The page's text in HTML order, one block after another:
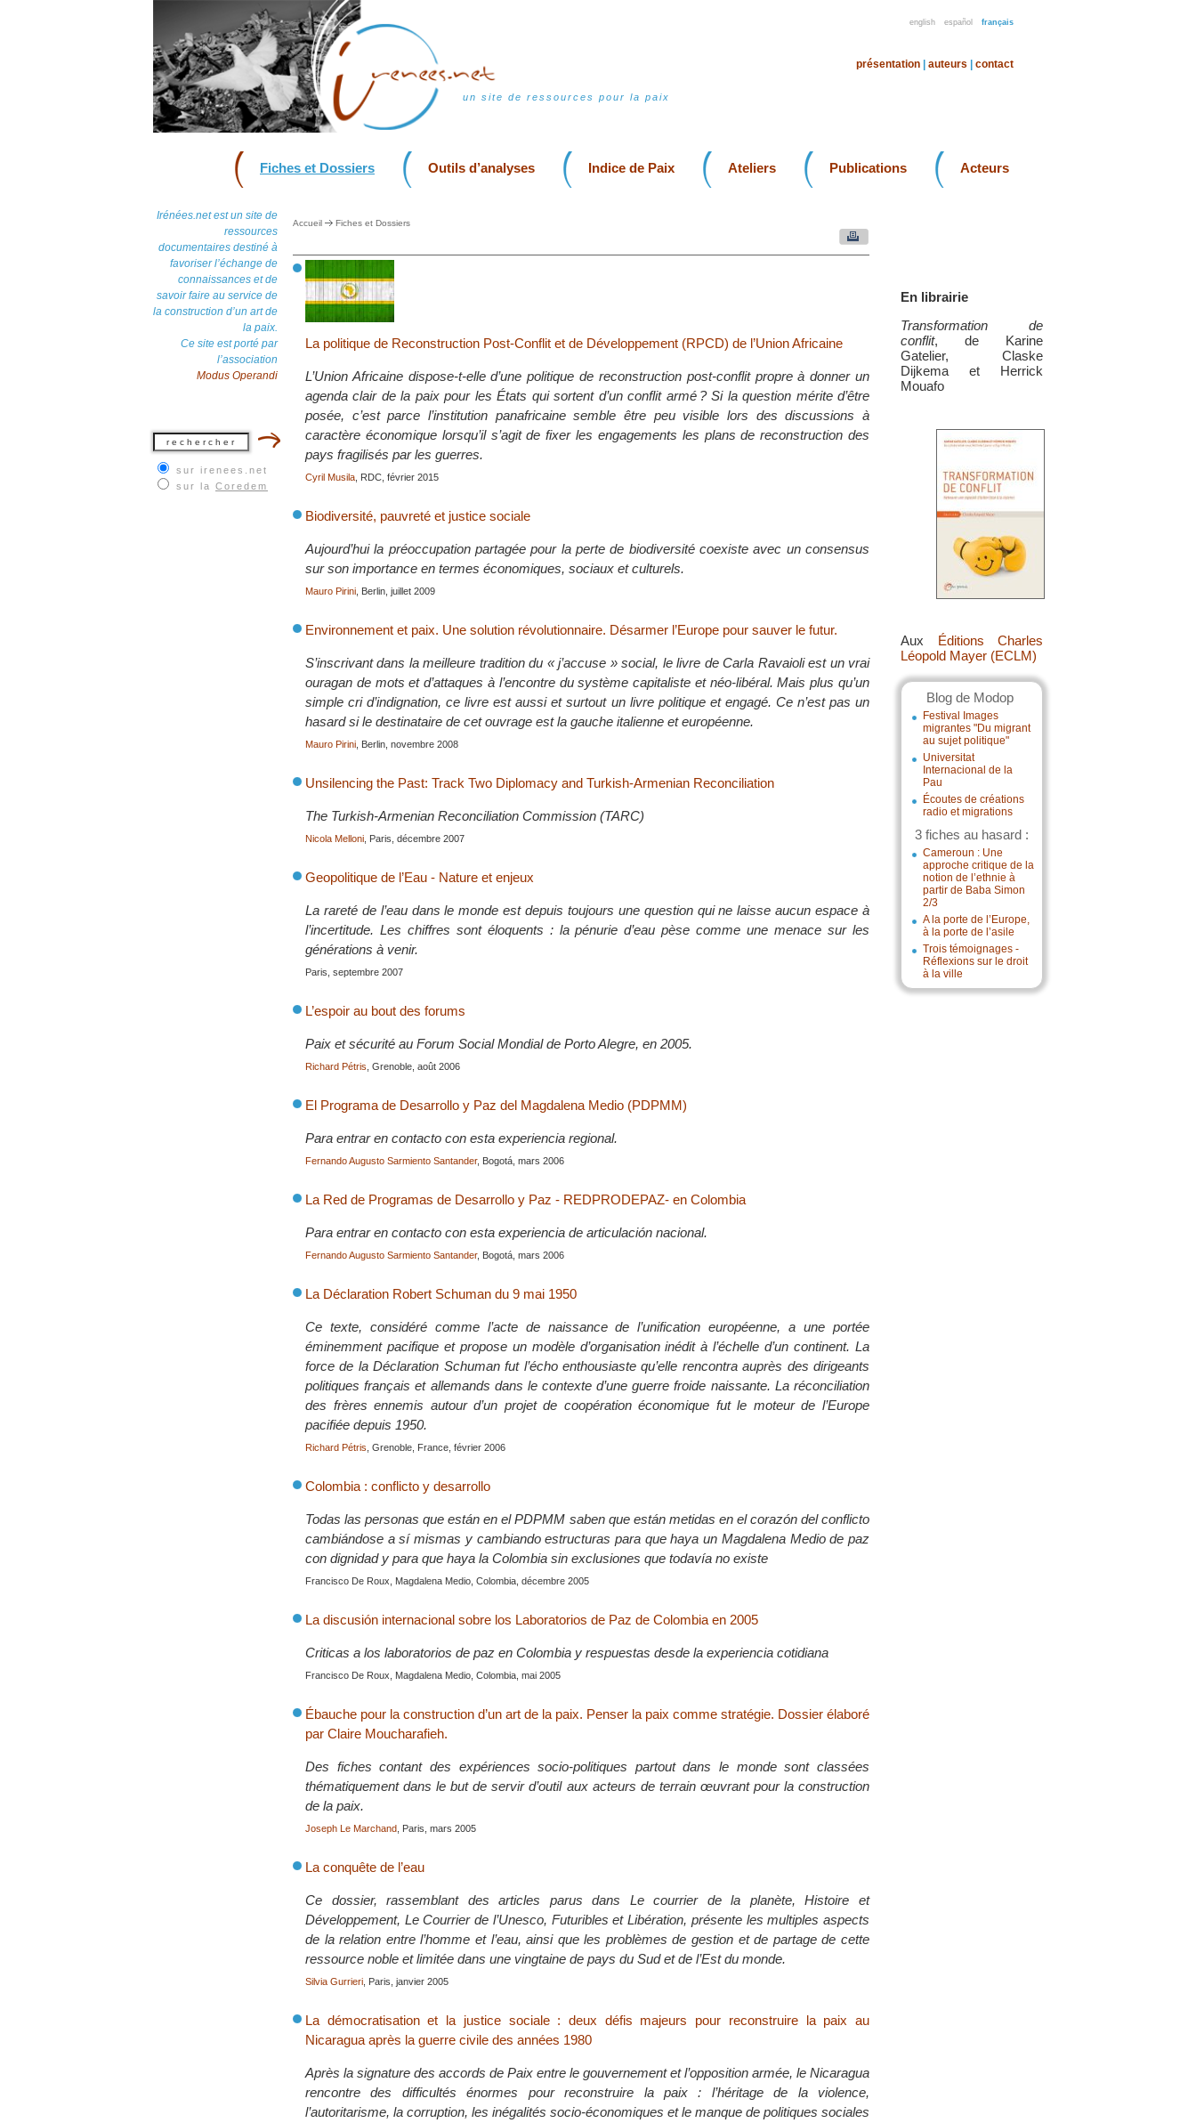
english español français
un site de ressources pour la paix
présentation auteurs contact
Fiches et Dossiers Outils d’analyses Indice de Paix Ateliers Publications Acteurs
Irénées.net est un site de
ressources
documentaires destiné à
favoriser l’échange de
connaissances et de
savoir faire au service de
la construction d’un art de
la paix.
Ce site est porté par
l’association
Modus Operandi
sur irenees.net
sur la Coredem
En librairie
Transformation de
conflit, de Karine
Gatelier, Claske
Dijkema et Herrick
Mouafo
Aux Éditions Charles
Léopold Mayer (ECLM)
Blog de Modop
Festival Images
migrantes "Du migrant
au sujet politique"
Universitat
Internacional de la
Pau
Écoutes de créations
radio et migrations
3 fiches au hasard :
Cameroun : Une
approche critique de la
notion de l’ethnie à
partir de Baba Simon
2/3
A la porte de l’Europe,
à la porte de l’asile
Trois témoignages -
Réflexions sur le droit
à la ville
Accueil Fiches et Dossiers
La politique de Reconstruction Post-Conflit et de Développement (RPCD) de l’Union Africaine
L’Union Africaine dispose-t-elle d’une politique de reconstruction post-conflit propre à donner un
agenda clair de la paix pour les États qui sortent d’un conflit armé ? Si la question mérite d’être
posée, c’est parce l’institution panafricaine semble être peu visible lors des discussions à
caractère économique lorsqu’il s’agit de fixer les engagements les plans de reconstruction des
pays fragilisés par les guerres.
Cyril Musila , RDC, février 2015
Biodiversité, pauvreté et justice sociale
Aujourd’hui la préoccupation partagée pour la perte de biodiversité coexiste avec un consensus
sur son importance en termes économiques, sociaux et culturels.
Mauro Pirini , Berlin, juillet 2009
Environnement et paix. Une solution révolutionnaire. Désarmer l’Europe pour sauver le futur.
S’inscrivant dans la meilleure tradition du « j’accuse » social, le livre de Carla Ravaioli est un vrai
ouragan de mots et d’attaques à l’encontre du système capitaliste et néo-libéral. Mais plus qu’un
simple cri d’indignation, ce livre est aussi et surtout un livre politique et engagé. Ce n’est pas un
hasard si le destinataire de cet ouvrage est la gauche italienne et européenne.
Mauro Pirini , Berlin, novembre 2008
Unsilencing the Past: Track Two Diplomacy and Turkish-Armenian Reconciliation
The Turkish-Armenian Reconciliation Commission (TARC)
Nicola Melloni , Paris, décembre 2007
Geopolitique de l’Eau - Nature et enjeux
La rareté de l’eau dans le monde est depuis toujours une question qui ne laisse aucun espace à
l’incertitude. Les chiffres sont éloquents : la pénurie d’eau pèse comme une menace sur les
générations à venir.
Paris, septembre 2007
L’espoir au bout des forums
Paix et sécurité au Forum Social Mondial de Porto Alegre, en 2005.
Richard Pétris , Grenoble, août 2006
El Programa de Desarrollo y Paz del Magdalena Medio (PDPMM)
Para entrar en contacto con esta experiencia regional.
Fernando Augusto Sarmiento Santander, Bogotá, mars 2006
La Red de Programas de Desarrollo y Paz - REDPRODEPAZ- en Colombia
Para entrar en contacto con esta experiencia de articulación nacional.
Fernando Augusto Sarmiento Santander, Bogotá, mars 2006
La Déclaration Robert Schuman du 9 mai 1950
Ce texte, considéré comme l’acte de naissance de l’unification européenne, a une portée
éminemment pacifique et propose un modèle d’organisation inédit à l’échelle d’un continent. La
force de la Déclaration Schuman fut l’écho enthousiaste qu’elle rencontra auprès des dirigeants
politiques français et allemands dans le contexte d’une guerre froide naissante. La réconciliation
des frères ennemis autour d’un projet de coopération économique fut le moteur de l’Europe
pacifiée depuis 1950.
Richard Pétris , Grenoble, France, février 2006
Colombia : conflicto y desarrollo
Todas las personas que están en el PDPMM saben que están metidas en el corazón del conflicto
cambiándose a sí mismas y cambiando estructuras para que haya un Magdalena Medio de paz
con dignidad y para que haya la Colombia sin exclusiones que todavía no existe
Francisco De Roux, Magdalena Medio, Colombia, décembre 2005
La discusión internacional sobre los Laboratorios de Paz de Colombia en 2005
Criticas a los laboratorios de paz en Colombia y respuestas desde la experiencia cotidiana
Francisco De Roux, Magdalena Medio, Colombia, mai 2005
Ébauche pour la construction d’un art de la paix. Penser la paix comme stratégie. Dossier élaboré
par Claire Moucharafieh.
Des fiches contant des expériences socio-politiques partout dans le monde sont classées
thématiquement dans le but de servir d’outil aux acteurs de terrain œuvrant pour la construction
de la paix.
Joseph Le Marchand , Paris, mars 2005
La conquête de l’eau
Ce dossier, rassemblant des articles parus dans Le courrier de la planète, Histoire et
Développement, Le Courrier de l’Unesco, Futuribles et Libération, présente les multiples aspects
de la relation entre l’homme et l’eau, ainsi que les problèmes de gestion et de partage de cette
ressource noble et limitée dans une vingtaine de pays du Sud et de l’Est du monde.
Silvia Gurrieri , Paris, janvier 2005
La démocratisation et la justice sociale : deux défis majeurs pour reconstruire la paix au
Nicaragua après la guerre civile des années 1980
Après la signature des accords de Paix entre le gouvernement et l’opposition armée, le Nicaragua
rencontre des difficultés énormes pour reconstruire la paix : l’héritage de la violence,
l’autoritarisme, la corruption, les inégalités socio-économiques et le manque de politiques sociales